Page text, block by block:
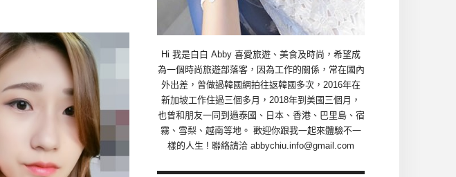
Hi 我是白白 Abby 喜愛旅遊、美食及時尚，希望成
為一個時尚旅遊部落客，因為工作的關係，常在國內
外出差，曾做過韓國網拍往返韓國多次，2016年在
新加坡工作住過三個多月，2018年到美國三個月，
也曾和朋友一同到過泰國、日本、香港、巴里島、宿
霧、雪梨、越南等地。 歡迎你跟我一起來體驗不一
樣的人生 ! 聯絡請洽 abbychiu.info@gmail.com